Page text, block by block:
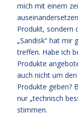
mich mit einem
Produkt, sondern
„Sandisk“ hat mir
treffen. Habe ich
Produkte
auch nicht um
Produkte geben?
nur „technisch
stimmen.